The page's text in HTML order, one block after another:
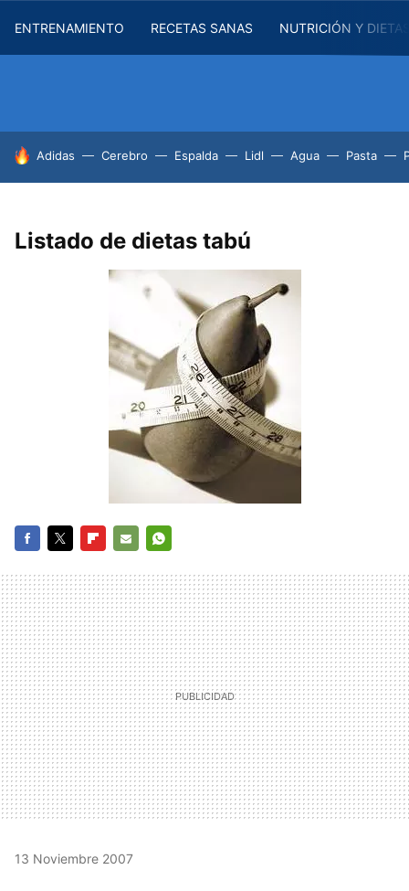
ENTRENAMIENTO RECETAS SANAS NUTRICIÓN Y
HOY SE HABLA DE
Adidas Cerebro Espalda Lidl Agua Pasta
Listado de dietas tabú
MAIL
13 Noviembre 2007